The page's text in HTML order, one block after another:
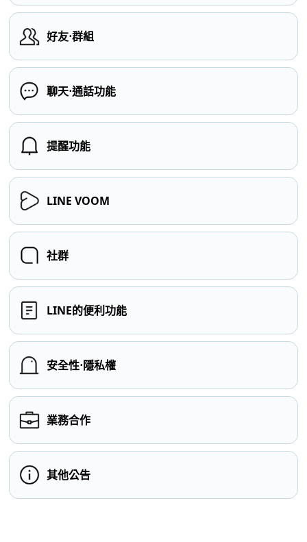
好友⋅群組
聊天⋅通話功能
提醒功能
LINE VOOM
社群
LINE的便利功能
安全性⋅隱私權
業務合作
其他公告